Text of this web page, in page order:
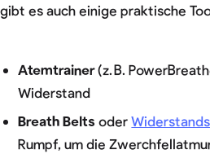
gibt es auch einige praktische
Atemtrainer(z. B.
Widerstand
Breath Belts oder
Rumpf, um die